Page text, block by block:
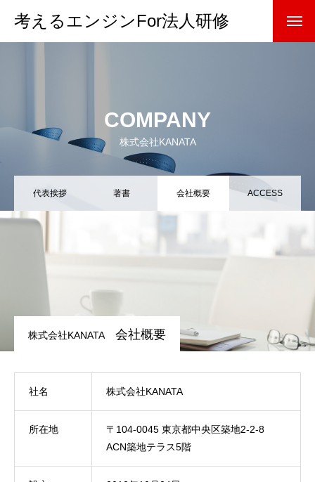
考えるエンジンFor法人研修
COMPANY
株式会社KANATA
代表挨拶 著書 会社概要 ACCESS
株式会社KANATA 会社概要
社名 株式会社KANATA
所在地
〒104-0045 東京都中央区築地2-2-8
ACN築地テラス5階